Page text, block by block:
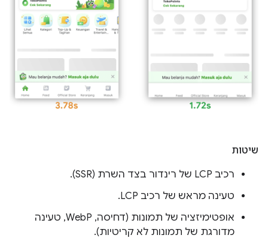
שיטות
רכיב LCP של רינדור בצד השרת (SSR).
טעינה מראש של רכיב LCP.
אופטימיזציה של תמונות (דחיסה, WebP, טעינה
מדורגת של תמונות לא קריטיות).